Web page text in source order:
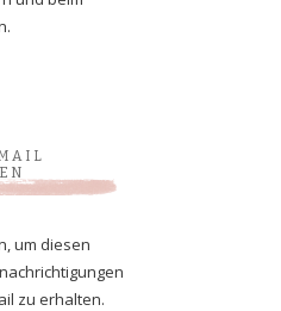
um diesen
zu erhalten.